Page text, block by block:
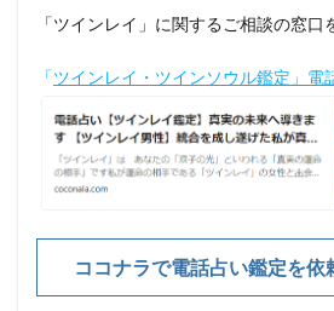
「ツインレイ」に関するご相談の窓口
「ツインレイ・ツインソウル鑑定」電
ココナラで電話占い鑑定を依